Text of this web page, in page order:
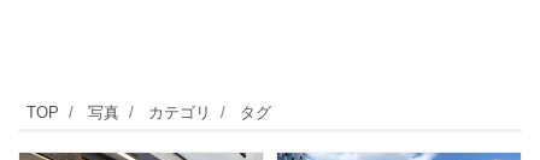
TOP 写真 カテゴリ タグ